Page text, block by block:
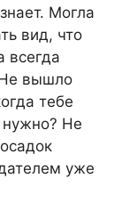
Могла
вид, что
всегда
вышло
тебе
нужно? Не
уже